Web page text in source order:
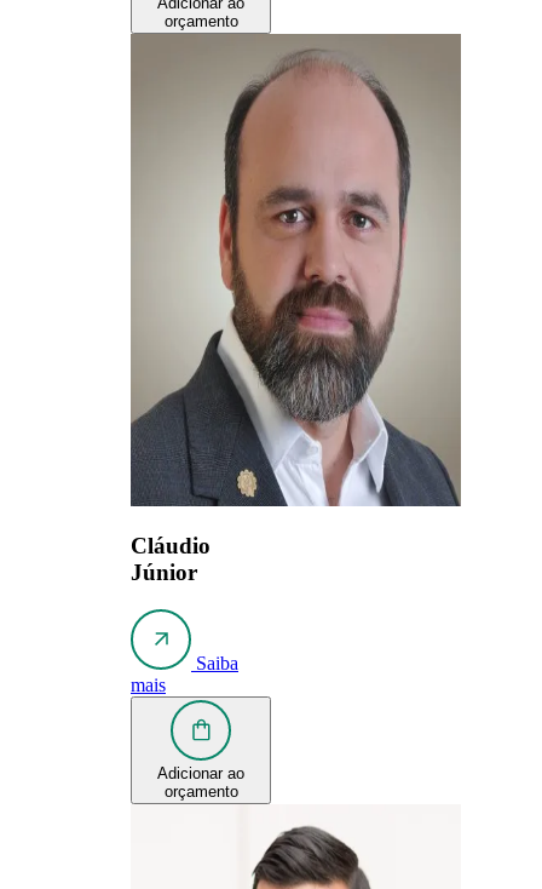
orçamento
Cláudio
Júnior
Saiba
mais
Adicionar ao
orçamento